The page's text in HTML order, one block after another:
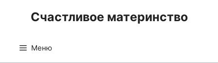
Счастливое материнство
Меню